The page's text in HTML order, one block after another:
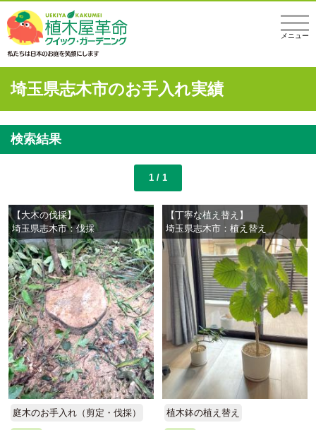
メニュー
埼玉県志木市のお手入れ実績
検索結果
1 / 1
【大木の伐採】
埼玉県志木市：伐採
庭木のお手入れ（剪定・伐採）
【丁寧な植え替え】
埼玉県志木市：植え替え
植木鉢の植え替え